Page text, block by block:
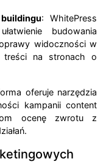
: WhitePress
budowania
widoczności w
treści na stronach o
oferuje narzędzia
kampanii content
ocenę zwrotu z